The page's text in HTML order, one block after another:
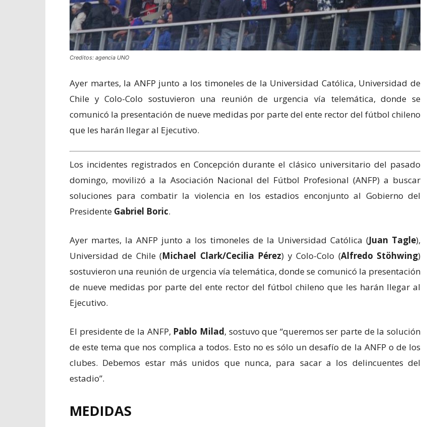
Creditos: agencia UNO
Ayer martes, la ANFP junto a los timoneles de la Universidad Católica, Universidad de
Chile y Colo-Colo sostuvieron una reunión de urgencia vía telemática, donde se
comunicó la presentación de nueve medidas por parte del ente rector del fútbol chileno
que les harán llegar al Ejecutivo.
Los incidentes registrados en Concepción durante el clásico universitario del pasado
domingo, movilizó a la Asociación Nacional del Fútbol Profesional (ANFP) a buscar
soluciones para combatir la violencia en los estadios enconjunto al Gobierno del
Presidente Gabriel Boric.
Ayer martes, la ANFP junto a los timoneles de la Universidad Católica (Juan Tagle),
Universidad de Chile (Michael Clark/Cecilia Pérez) y Colo-Colo (Alfredo Stöhwing)
sostuvieron una reunión de urgencia vía telemática, donde se comunicó la presentación
de nueve medidas por parte del ente rector del fútbol chileno que les harán llegar al
Ejecutivo.
El presidente de la ANFP, Pablo Milad, sostuvo que “queremos ser parte de la solución
de este tema que nos complica a todos. Esto no es sólo un desafío de la ANFP o de los
clubes. Debemos estar más unidos que nunca, para sacar a los delincuentes del
estadio”.
MEDIDAS